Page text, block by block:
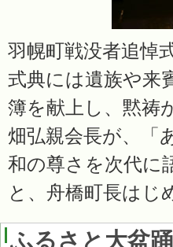
羽幌町戦没者追悼
式典には遺族や来
簿を献上し、黙祷
畑弘親会長が、「
和の尊さを次代に
と、舟橋町長はじ
ふるさと大盆